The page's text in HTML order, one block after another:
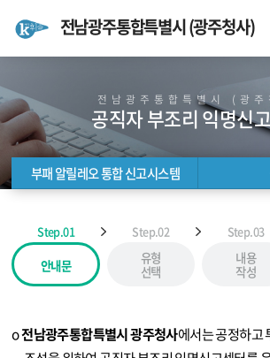
전남광주통합특별시 (광주청사)
부패 알릴레오 통합 신고시스템
결과확인
전남광주통합특별시 (광주
공직자 부조리 익명신
부패 알릴레오 통합 신고시스템
Step.01
안내문
Step.02
유형
선택
Step.03
내용
작성
o전남광주통합특별시 광주청사에서는 공정하고